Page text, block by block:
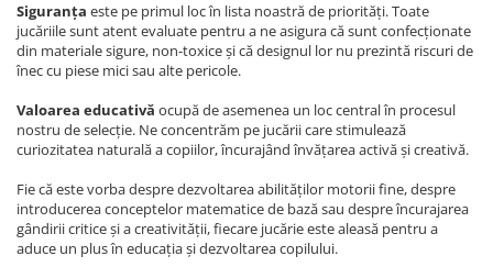
Siguranța este pe primul loc în lista noastră de priorități. Toate
jucăriile sunt atent evaluate pentru a ne asigura că sunt confecționate
din materiale sigure, non-toxice și că designul lor nu prezintă riscuri de
înec cu piese mici sau alte pericole.
Valoarea educativă ocupă de asemenea un loc central în procesul
nostru de selecție. Ne concentrăm pe jucării care stimulează
curiozitatea naturală a copiilor, încurajând învățarea activă și creativă.
Fie că este vorba despre dezvoltarea abilităților motorii fine, despre
introducerea conceptelor matematice de bază sau despre încurajarea
gândirii critice și a creativității, fiecare jucărie este aleasă pentru a
aduce un plus în educația și dezvoltarea copilului.